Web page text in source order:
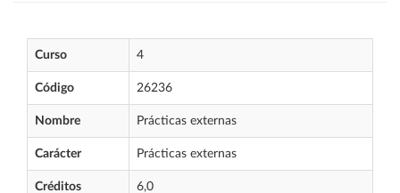
Curso 4
Código 26236
Nombre Prácticas externas
Carácter Prácticas externas
Créditos 6,0